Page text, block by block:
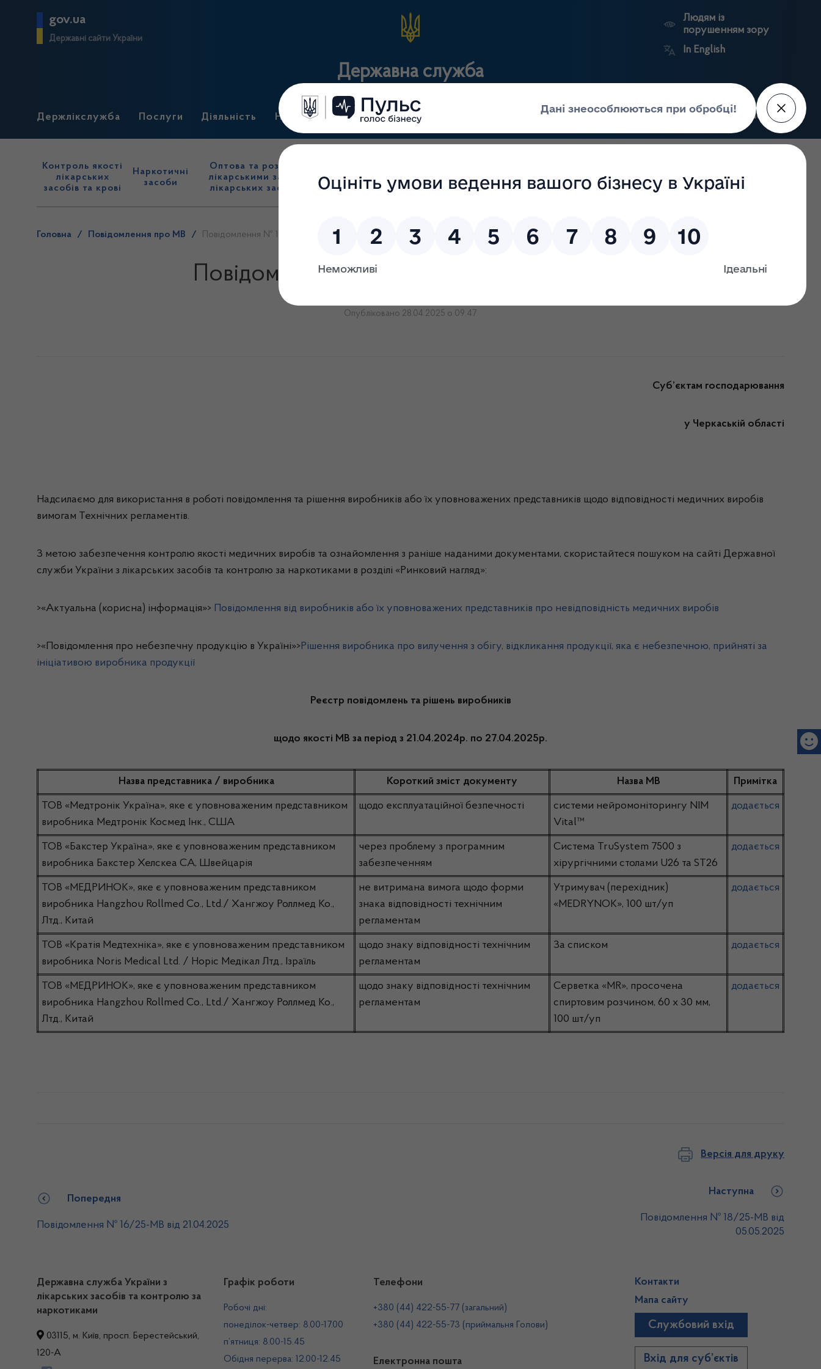
gov.ua
Державні сайти України
Державна служба
Людям із
порушенням зору
In English
Держлікслужба Послуги Діяльність Нормативні документи Для громадськості Прес-центр Пошук
Контроль якості
лікарських
засобів та крові
Наркотичні
засоби
Оптова та роздрібна торгівля
лікарськими засобами, імпорт
лікарських засобів (крім АФІ)
нагляд
(контроль)
засобів, крові та
сертифікація
нагляд
реєстри
портал
Держлікслужби
Головна / Повідомлення про МВ / Повідомлення № 17/25-МВ від 28.04.2025
Повідомлення № 17/25-МВ від 28.04.2025
Опубліковано 28.04.2025 о 09:47
Суб’єктам господарювання
у Черкаській області
Надсилаємо для використання в роботі повідомлення та рішення виробників або їх уповноважених представників щодо відповідності медичних виробів
вимогам Технічних регламентів.
З метою забезпечення контролю якості медичних виробів та ознайомлення з раніше наданими документами, скористайтеся пошуком на сайті Державної
служби України з лікарських засобів та контролю за наркотиками в розділі «Ринковий нагляд»:
>«Актуальна (корисна) інформація»> Повідомлення від виробників або їх уповноважених представників про невідповідність медичних виробів
>«Повідомлення про небезпечну продукцію в Україні»>Рішення виробника про вилучення з обігу, відкликання продукції, яка є небезпечною, прийняті за
ініціативою виробника продукції
Реєстр повідомлень та рішень виробників
щодо якості МВ за період з 21.04.2024р. по 27.04.2025р.
Назва представника / виробника Короткий зміст документу Назва МВ Примітка
ТОВ «Медтронік Україна», яке є уповноваженим представником
виробника Mедтронік Космед Інк., США
щодо експлуатаційної безпечності
системи нейромоніторингу NIM
Vital™
додається
ТОВ «Бакстер Україна», яке є уповноваженим представником
виробника Бакстер Хелскеа СА, Швейцарія
через проблему з програмним
забезпеченням
Система TruSystem 7500 з
хірургічними столами U26 та SТ26
додається
ТОВ «МЕДРИНОК», яке є уповноваженим представником
виробника Hangzhou Rollmed Co., Ltd./ Хангжоу Роллмед Ко.,
Лтд., Китай
не витримана вимога щодо форми
знака відповідності технічним
регламентам
Утримувач (перехідник)
«MEDRYNOK», 100 шт/уп
додається
ТОВ «Кратія Медтехніка», яке є уповноваженим представником
виробника Noris Medical Ltd. / Норіс Медікал Лтд., Ізраїль
щодо знаку відповідності технічним
регламентам
За списком додається
ТОВ «МЕДРИНОК», яке є уповноваженим представником
виробника Hangzhou Rollmed Co., Ltd./ Хангжоу Роллмед Ко.,
Лтд., Китай
щодо знаку відповідності технічним
регламентам
Серветка «MR», просочена
спиртовим розчином, 60 х 30 мм,
100 шт/уп
додається
Версія для друку
Попередня
Повідомлення № 16/25-МВ від 21.04.2025
Наступна
Повідомлення № 18/25-МВ від
05.05.2025
Державна служба України з
лікарських засобів та контролю за
наркотиками
03115, м. Київ, просп. Берестейський,
120-А
Графік роботи
Робочі дні:
понеділок-четвер: 8.00-17.00
п’ятниця: 8.00-15.45
Обідня перерва: 12.00-12.45
Телефони
+380 (44) 422-55-77 (загальний)
+380 (44) 422-55-73 (приймальня Голови)
Електронна пошта
Контакти
Мапа сайту
Службовий вхід
Вхід для суб’єктів